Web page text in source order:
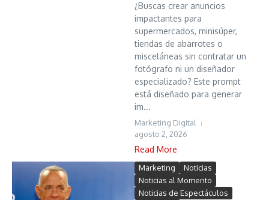
¿Buscas crear anuncios
impactantes para
supermercados, minisúper,
tiendas de abarrotes o
misceláneas sin contratar un
fotógrafo ni un diseñador
especializado? Este prompt
está diseñado para generar
im...
Marketing Digital
agosto 2, 2026
Read More
Marketing
Noticias
Noticias al Momento
Noticias de Espectáculos